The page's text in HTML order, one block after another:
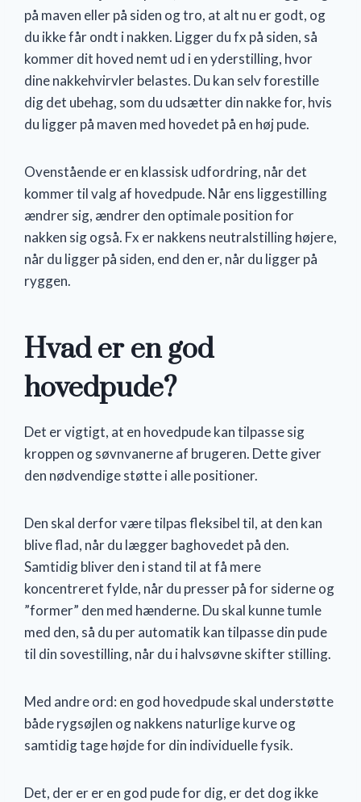
på maven eller på siden og tro, at alt nu er godt, og
du ikke får ondt i nakken. Ligger du fx på siden, så
kommer dit hoved nemt ud i en yderstilling, hvor
dine nakkehvirvler belastes. Du kan selv forestille
dig det ubehag, som du udsætter din nakke for, hvis
du ligger på maven med hovedet på en høj pude.
Ovenstående er en klassisk udfordring, når det
kommer til valg af hovedpude. Når ens liggestilling
ændrer sig, ændrer den optimale position for
nakken sig også. Fx er nakkens neutralstilling højere,
når du ligger på siden, end den er, når du ligger på
ryggen.
Hvad er en god
hovedpude?
Det er vigtigt, at en hovedpude kan tilpasse sig
kroppen og søvnvanerne af brugeren. Dette giver
den nødvendige støtte i alle positioner.
Den skal derfor være tilpas fleksibel til, at den kan
blive flad, når du lægger baghovedet på den.
Samtidig bliver den i stand til at få mere
koncentreret fylde, når du presser på for siderne og
”former” den med hænderne. Du skal kunne tumle
med den, så du per automatik kan tilpasse din pude
til din sovestilling, når du i halvsøvne skifter stilling.
Med andre ord: en god hovedpude skal understøtte
både rygsøjlen og nakkens naturlige kurve og
samtidig tage højde for din individuelle fysik.
Det, der er er en god pude for dig, er det dog ikke